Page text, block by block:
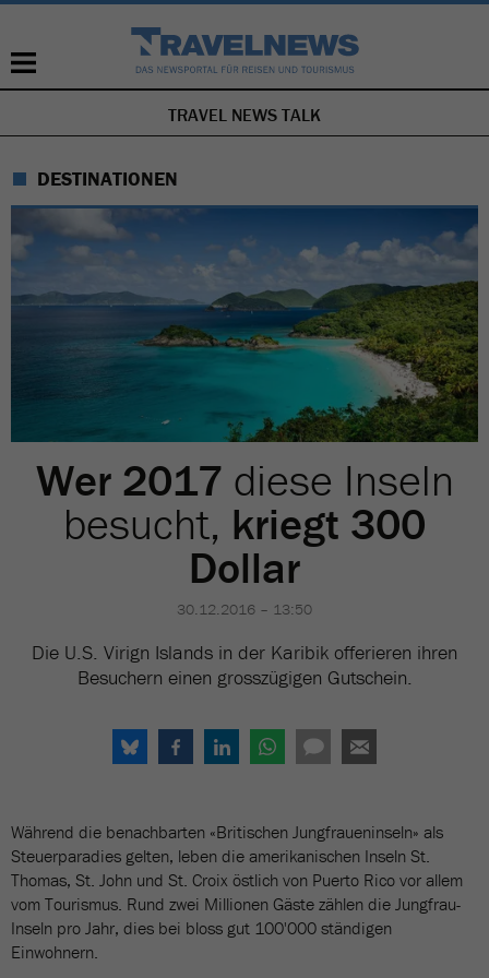
NAVIGATION
ÜBERSPRINGEN
TRAVEL NEWS TALK
DESTINATIONEN
Wer 2017 diese Inseln
besucht, kriegt 300
Dollar
30.12.2016 – 13:50
Die U.S. Virign Islands in der Karibik offerieren ihren
Besuchern einen grosszügigen Gutschein.
Während die benachbarten «Britischen Jungfraueninseln» als
Steuerparadies gelten, leben die amerikanischen Inseln St.
Thomas, St. John und St. Croix östlich von Puerto Rico vor allem
vom Tourismus. Rund zwei Millionen Gäste zählen die Jungfrau-
Inseln pro Jahr, dies bei bloss gut 100'000 ständigen
Einwohnern.